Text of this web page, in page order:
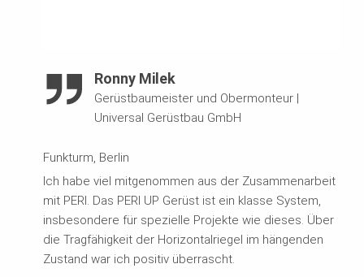
Ronny Milek
Gerüstbaumeister und Obermonteur |
Universal Gerüstbau GmbH
Funkturm, Berlin
Ich habe viel mitgenommen aus der Zusammenarbeit
mit PERI. Das PERI UP Gerüst ist ein klasse System,
insbesondere für spezielle Projekte wie dieses. Über
die Tragfähigkeit der Horizontalriegel im hängenden
Zustand war ich positiv überrascht.